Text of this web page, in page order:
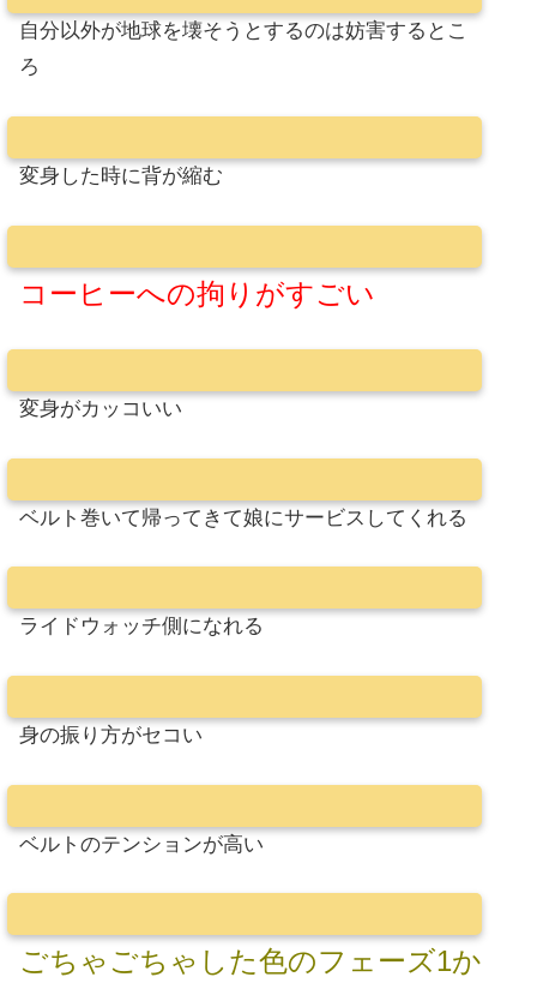
自分以外が地球を壊そうとするのは妨害するとこ
ろ
変身した時に背が縮む
コーヒーへの拘りがすごい
変身がカッコいい
ベルト巻いて帰ってきて娘にサービスしてくれる
ライドウォッチ側になれる
身の振り方がセコい
ベルトのテンションが高い
ごちゃごちゃした色のフェーズ1か